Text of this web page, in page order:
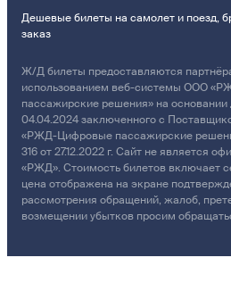
Дешевые билеты на самолет и поезд,
заказ
Ж/Д билеты предоставляются
использованием веб-системы ООО
пассажирские решения» на
04.04.2024 заключенного с
«РЖД-Цифровые пассажирские
316 от 27.12.2022 г. Сайт не является
«РЖД». Стоимость билетов включает
цена отображена на экране
рассмотрения обращений, жалоб,
возмещении убытков просим